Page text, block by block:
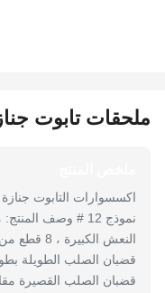
ملحقات تابوت
اكسسوارات التابوت جنازة
النعش